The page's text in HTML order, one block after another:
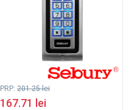
PRP: 201.25lei
167.71 lei